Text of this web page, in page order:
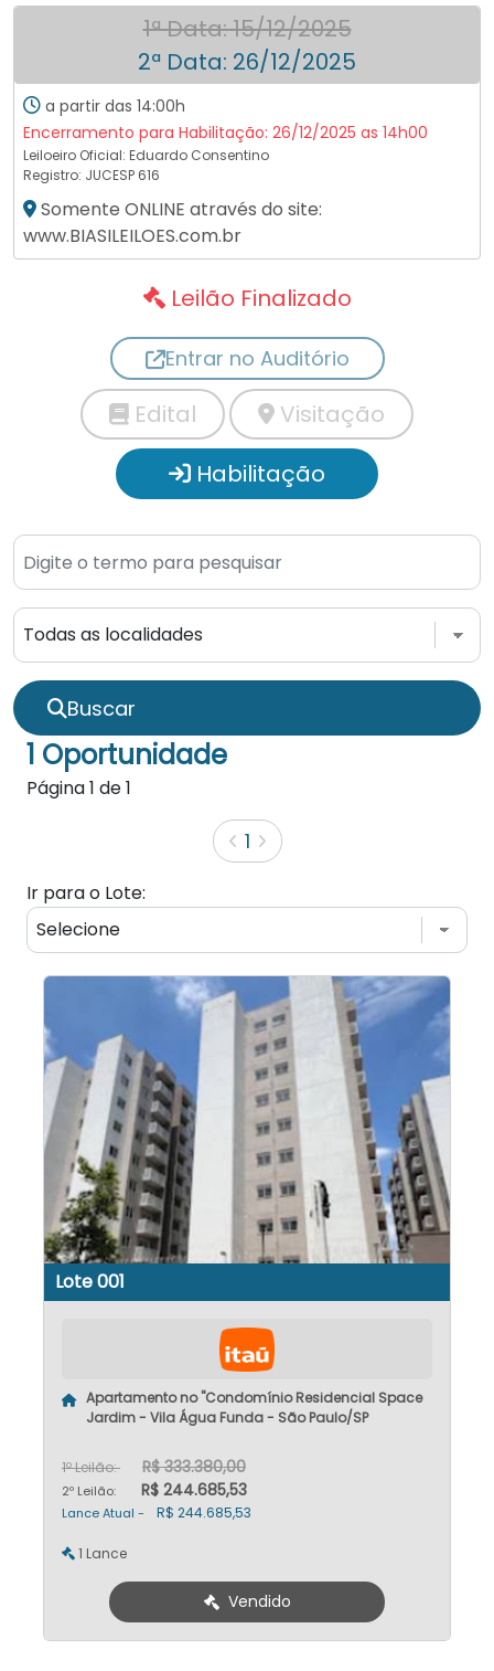
1ª Data: 15/12/2025
2ª Data: 26/12/2025
a partir das 14:00h
Encerramento para Habilitação: 26/12/2025 as 14h00
Leiloeiro Oficial: Eduardo Consentino
Registro: JUCESP 616
Somente ONLINE através do site:
www.BIASILEILOES.com.br
Leilão Finalizado
Entrar no Auditório
Edital
Visitação
Habilitação
Buscar
1 Oportunidade
Página1 de1
1
Ir para o Lote:
Lote 001
Apartamento no "Condomínio Residencial Space
Jardim - Vila Água Funda - São Paulo/SP
1º Leilão: R$ 333.380,00
2º Leilão: R$ 244.685,53
Lance Atual - R$ 244.685,53
1 Lance
Vendido